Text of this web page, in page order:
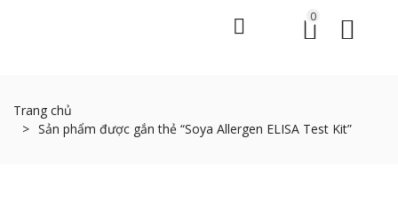
0
Trang chủ
Sản phẩm được gắn thẻ “Soya Allergen ELISA Test Kit”